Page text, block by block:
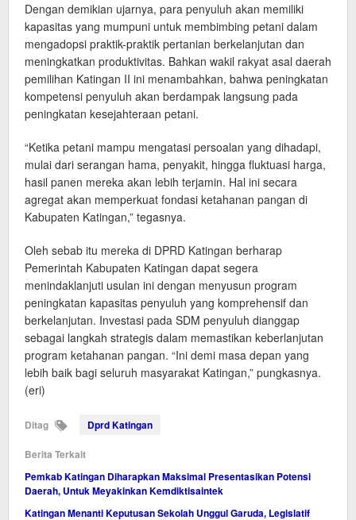
Dengan demikian ujarnya, para penyuluh akan memiliki
kapasitas yang mumpuni untuk membimbing petani dalam
mengadopsi praktik-praktik pertanian berkelanjutan dan
meningkatkan produktivitas. Bahkan wakil rakyat asal daerah
pemilihan Katingan II ini menambahkan, bahwa peningkatan
kompetensi penyuluh akan berdampak langsung pada
peningkatan kesejahteraan petani.
“Ketika petani mampu mengatasi persoalan yang dihadapi,
mulai dari serangan hama, penyakit, hingga fluktuasi harga,
hasil panen mereka akan lebih terjamin. Hal ini secara
agregat akan memperkuat fondasi ketahanan pangan di
Kabupaten Katingan,” tegasnya.
Oleh sebab itu mereka di DPRD Katingan berharap
Pemerintah Kabupaten Katingan dapat segera
menindaklanjuti usulan ini dengan menyusun program
peningkatan kapasitas penyuluh yang komprehensif dan
berkelanjutan. Investasi pada SDM penyuluh dianggap
sebagai langkah strategis dalam memastikan keberlanjutan
program ketahanan pangan. “Ini demi masa depan yang
lebih baik bagi seluruh masyarakat Katingan,” pungkasnya.
(eri)
Ditag Dprd Katingan
Berita Terkait
Pemkab Katingan Diharapkan Maksimal Presentasikan Potensi
Daerah, Untuk Meyakinkan Kemdiktisaintek
Katingan Menanti Keputusan Sekolah Unggul Garuda, Legislatif